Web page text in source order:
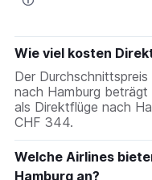
Wie viel kosten
Der
nach Hamburg beträgt
als Direktflüge nach
CHF 344.
Welche Airlines
Hamburg an?